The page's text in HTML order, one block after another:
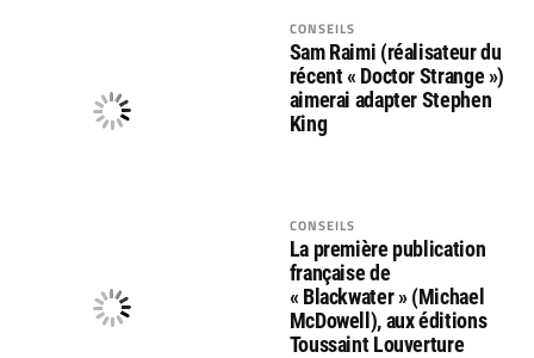
CONSEILS
Sam Raimi (réalisateur du
récent « Doctor Strange »)
aimerai adapter Stephen
King
CONSEILS
La première publication
française de
« Blackwater » (Michael
McDowell), aux éditions
Toussaint Louverture